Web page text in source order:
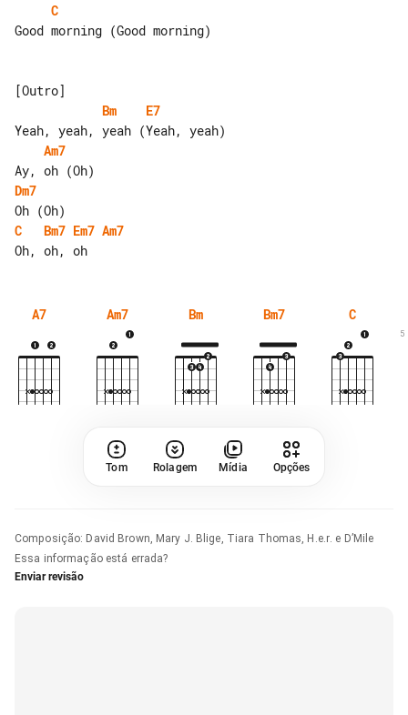
C
Good morning (Good morning)
Bm
E7
Am7
Dm7
C
Bm7 Em7 Am7
A7 Am7 Bm Bm7 C
5
Tom Rolagem Mídia Opções
Composição: David Brown, Mary J. Blige, Tiara Thomas, H.e.r. e D’Mile
Essa informação está errada?
Enviar revisão